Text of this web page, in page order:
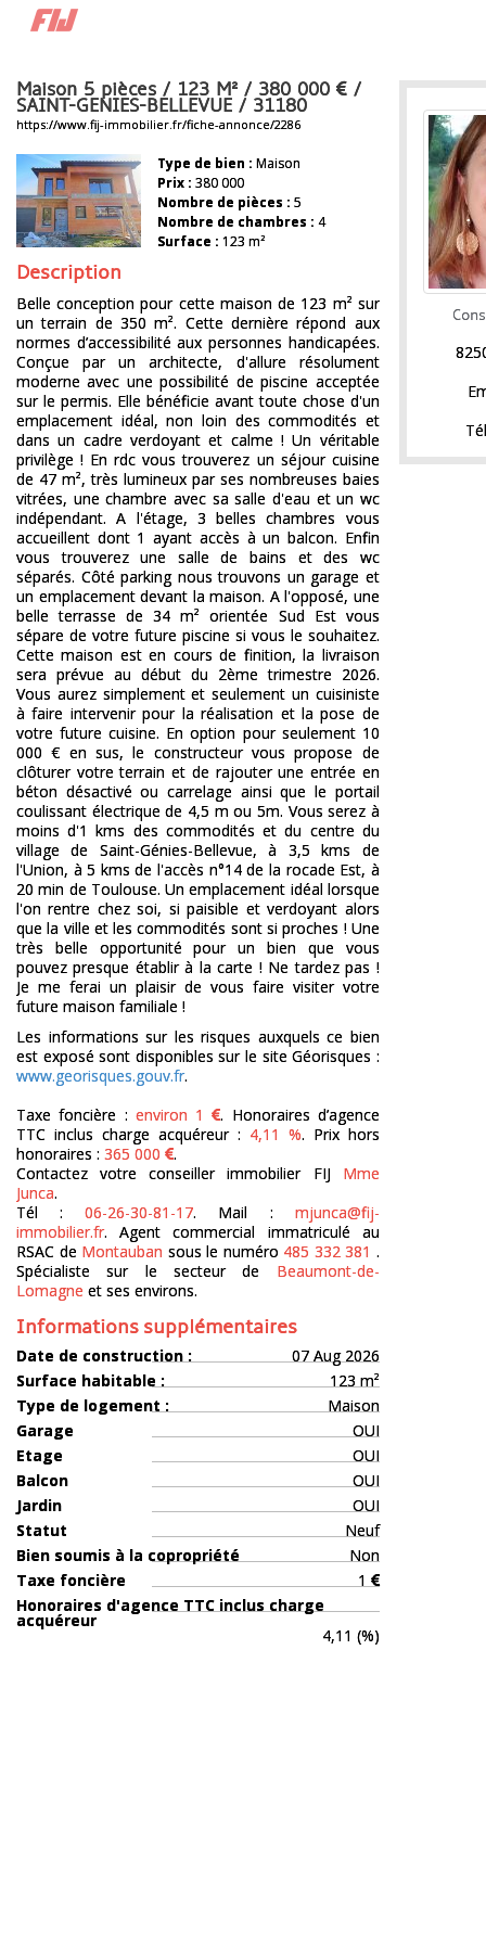
Maison 5 pièces / 123 M² / 380 000 /
SAINT-GENIES-BELLEVUE / 31180
https://www.fij-immobilier.fr/fiche-annonce/2286
Type de bien : Maison
Prix : 380 000
Nombre de pièces : 5
Nombre de chambres : 4
Surface : 123 m²
Description
Belle conception pour cette maison de 123 m² sur
un terrain de 350 m². Cette dernière répond aux
normes d’accessibilité aux personnes handicapées.
Conçue par un architecte, d'allure résolument
moderne avec une possibilité de piscine acceptée
sur le permis. Elle bénéficie avant toute chose d'un
emplacement idéal, non loin des commodités et
dans un cadre verdoyant et calme ! Un véritable
privilège ! En rdc vous trouverez un séjour cuisine
de 47 m², très lumineux par ses nombreuses baies
vitrées, une chambre avec sa salle d'eau et un wc
indépendant. A l'étage, 3 belles chambres vous
accueillent dont 1 ayant accès à un balcon. Enfin
vous trouverez une salle de bains et des wc
séparés. Côté parking nous trouvons un garage et
un emplacement devant la maison. A l'opposé, une
belle terrasse de 34 m² orientée Sud Est vous
sépare de votre future piscine si vous le souhaitez.
Cette maison est en cours de finition, la livraison
sera prévue au début du 2ème trimestre 2026.
Vous aurez simplement et seulement un cuisiniste
à faire intervenir pour la réalisation et la pose de
votre future cuisine. En option pour seulement 10
000 € en sus, le constructeur vous propose de
clôturer votre terrain et de rajouter une entrée en
béton désactivé ou carrelage ainsi que le portail
coulissant électrique de 4,5 m ou 5m. Vous serez à
moins d'1 kms des commodités et du centre du
village de Saint-Génies-Bellevue, à 3,5 kms de
l'Union, à 5 kms de l'accès n°14 de la rocade Est, à
20 min de Toulouse. Un emplacement idéal lorsque
l'on rentre chez soi, si paisible et verdoyant alors
que la ville et les commodités sont si proches ! Une
très belle opportunité pour un bien que vous
pouvez presque établir à la carte ! Ne tardez pas !
Je me ferai un plaisir de vous faire visiter votre
future maison familiale !
Les informations sur les risques auxquels ce bien
est exposé sont disponibles sur le site Géorisques :
www.georisques.gouv.fr.
Taxe foncière : environ 1 . Honoraires d’agence
TTC inclus charge acquéreur : 4,11 %. Prix hors
honoraires : 365 000
.
Contactez votre conseiller immobilier FIJ Mme
Junca.
Tél :06-26-30-81-17. Mail : mjunca@fij-
immobilier.fr. Agent commercial immatriculé au
RSAC de Montauban sous le numéro 485 332 381 .
Spécialiste sur le secteur de Beaumont-de-
Lomagne et ses environs.
Informations supplémentaires
Date de construction :
07 Aug 2026
Surface habitable :
123 m²
Type de logement :
Maison
Garage
OUI
Etage
OUI
Balcon
OUI
Jardin
OUI
Statut
Neuf
Bien soumis à la copropriété
Non
Taxe foncière
1
Honoraires d'agence TTC inclus charge
acquéreur
4,11 (%)